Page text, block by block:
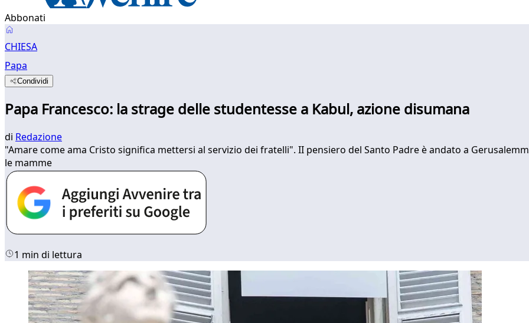
Abbonati
CHIESA
Papa
Condividi
Papa Francesco: la strage delle studentesse a Kabul, azione disumana
di Redazione
"Amare come ama Cristo significa mettersi al servizio dei fratelli". II pensiero del Santo Padre è andato a
le mamme
1 min di lettura